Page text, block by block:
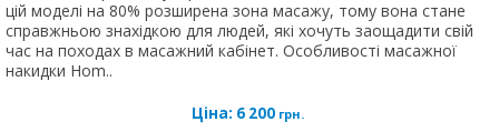
цій моделі на 80% розширена зона масажу, тому вона стане
справжньою знахідкою для людей, які хочуть заощадити свій
час на походах в масажний кабінет. Особливості масажної
накидки Hom..
Ціна: 6 200 грн.